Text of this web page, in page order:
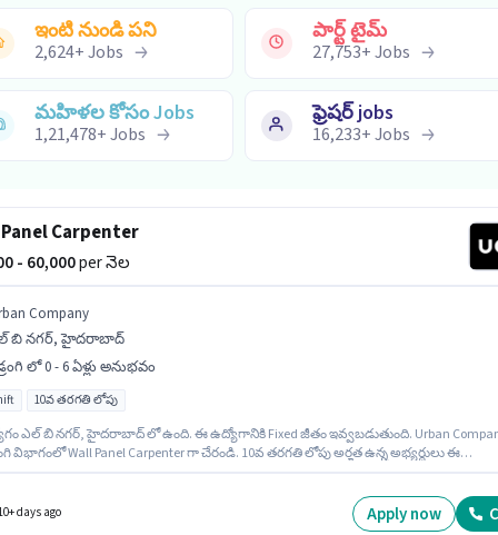
ఇంటి నుండి పని
2,624+Jobs
పార్ట్ టైమ్
27,753+Jobs
మహిళల కోసం Jobs
1,21,478+Jobs
ఫ్రెషర్ jobs
16,233+Jobs
Carpenter
- 60,000per నెల
Company
బి నగర్, హైదరాబాద్
లో 0 - 6 ఏళ్లు అనుభవం
10వ తరగతి లోపు
ఎల్ బి నగర్, హైదరాబాద్ లో ఉంది. ఈ ఉద్యోగానికి Fixed జీతం ఇవ్వబడుతుంది. Urban
విభాగంలో Wall Panel Carpenter గా చేరండి. 10వ తరగతి లోపు అర్హత ఉన్న అభ్యర్థులు ఈ
days ago Apply now